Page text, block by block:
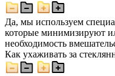
Да, мы используем
которые минимизируют
необходимость
Как ухаживать за